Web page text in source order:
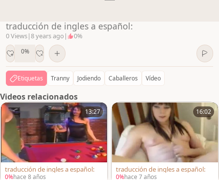
traducción de ingles a español:
0 Views|8 years ago | 0%
0%
Etiquetas Tranny Jodiendo Caballeros Vídeo
Videos relacionados
13:27
traducción de ingles a español:
0%hace 8 años
16:02
traducción de ingles a español:
0%hace 7 años